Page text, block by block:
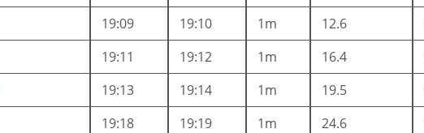
19:09 19:10 1m 12.6
19:11 19:12 1m 16.4
19:13 19:14 1m 19.5
19:18 19:19 1m 24.6